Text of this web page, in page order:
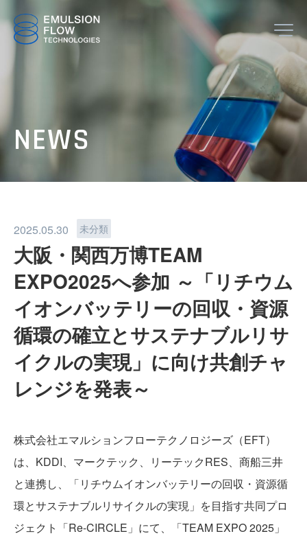
TOP
ABOUT
TECHNOLOGY
PFAS REMOVAL
EN
JP
NEWS
2025.05.30 未分類
大阪・関西万博TEAM
EXPO2025へ参加 ～「リチウム
イオンバッテリーの回収・資源
循環の確立とサステナブルリサ
イクルの実現」に向け共創チャ
レンジを発表～
株式会社エマルションフローテクノロジーズ（EFT）
は、KDDI、マークテック、リーテックRES、商船三井
と連携し、「リチウムイオンバッテリーの回収・資源循
環とサステナブルリサイクルの実現」を目指す共同プロ
ジェクト「Re-CIRCLE」にて、「TEAM EXPO 2025」